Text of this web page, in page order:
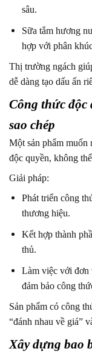
sâu.
Sữa tắm hương
hợp với phân
Thị trường ngách
dễ dàng tạo dấu ấn
Công thức độc
sao chép
Một sản phẩm muốn
độc quyền, không
Giải pháp:
Phát triển công
thương hiệu.
Kết hợp thành
thủ.
Làm việc với đơn
đảm bảo công
Sản phẩm có công
“đánh nhau về giá”
Xây dựng bao